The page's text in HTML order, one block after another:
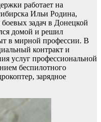
работает на
Ильи Родина,
задач в Донецкой
домой и решил
в мирной профессии. В
контракт и
услуг профессиональной
беспилотного
зарядное